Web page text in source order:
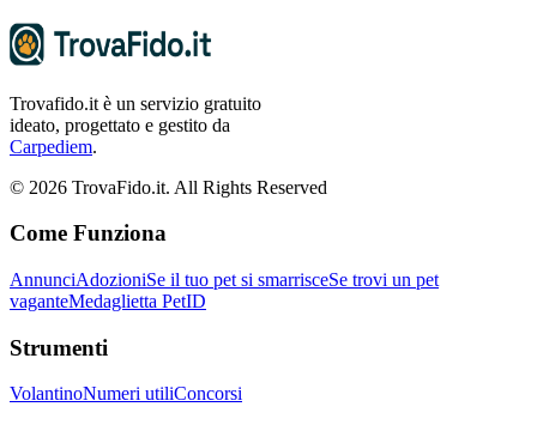
Trovafido.it è un servizio gratuito
ideato, progettato e gestito da
Carpediem.
© 2026 TrovaFido.it. All Rights Reserved
Come Funziona
AnnunciAdozioniSe il tuo pet si smarrisceSe trovi un pet
vaganteMedaglietta PetID
Strumenti
VolantinoNumeri utiliConcorsi